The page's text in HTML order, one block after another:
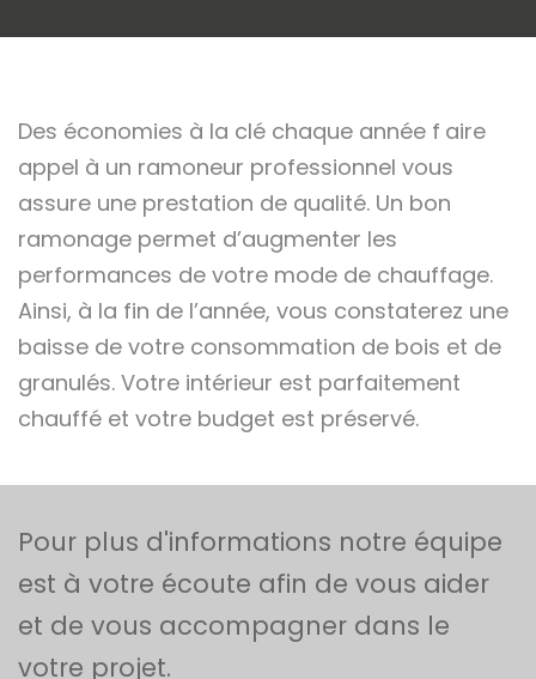
Des économies à la clé chaque année f aire
appel à un ramoneur professionnel vous
assure une prestation de qualité. Un bon
ramonage permet d’augmenter les
performances de votre mode de chauffage.
Ainsi, à la fin de l’année, vous constaterez une
baisse de votre consommation de bois et de
granulés. Votre intérieur est parfaitement
chauffé et votre budget est préservé.
Pour plus d'informations notre équipe
est à votre écoute afin de vous aider
et de vous accompagner dans le
votre projet.